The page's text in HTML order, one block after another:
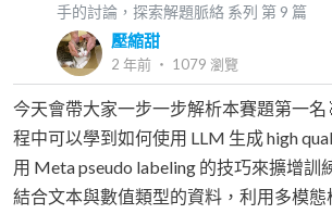
手的討論，探索解題脈絡 系列 第 9 篇
壓縮甜
2 年前 ‧ 1079 瀏覽
今天會帶大家一步一步解析本賽題第一
程中可以學到如何使用 LLM 生成 high
用 Meta pseudo labeling 的技巧來擴增訓
結合文本與數值類型的資料，利用多模